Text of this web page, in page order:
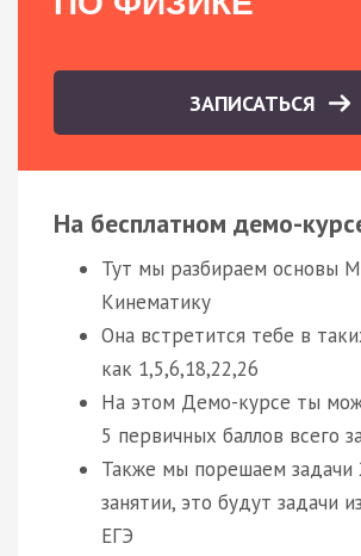
ЗАПИСАТЬСЯ
На бесплатном демо-
Тут мы разбираем основы
Кинематику
Она встретится тебе в
как 1,5,6,18,22,26
На этом Демо-курсе ты
5 первичных баллов всего
Также мы порешаем задачи
занятии, это будут задачи
ЕГЭ